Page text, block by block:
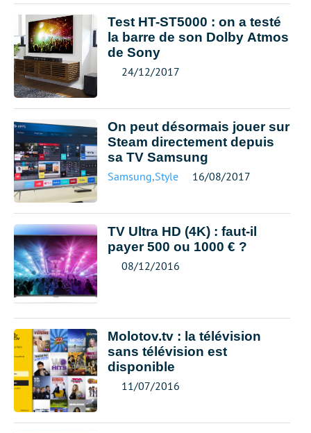
Test HT-ST5000 : on a testé
la barre de son Dolby Atmos
de Sony
24/12/2017
On peut désormais jouer sur
Steam directement depuis
sa TV Samsung
Samsung,Style 16/08/2017
TV Ultra HD (4K) : faut-il
payer 500 ou 1000 € ?
08/12/2016
Molotov.tv : la télévision
sans télévision est
disponible
11/07/2016